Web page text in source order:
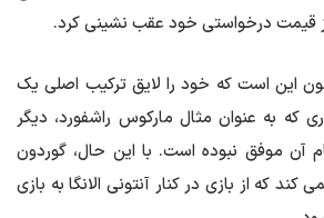
از قیمت درخواستی خود عقب نشینی کرد.
این است که خود را لایق ترکیب اصلی یک
که به عنوان مثال مارکوس راشفورد، دیگر
آن موفق نبوده است. با این حال، گوردون
کند که از بازی در کنار آنتونی الانگا به بازی